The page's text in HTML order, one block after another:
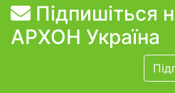
Підпишіться
АРХОН Україна